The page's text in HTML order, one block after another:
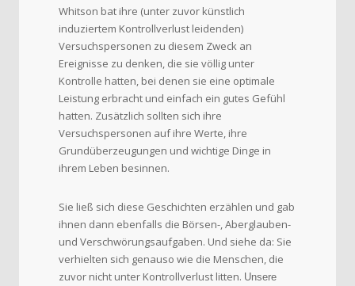
Whitson bat ihre (unter zuvor künstlich
induziertem Kontrollverlust leidenden)
Versuchspersonen zu diesem Zweck an
Ereignisse zu denken, die sie völlig unter
Kontrolle hatten, bei denen sie eine optimale
Leistung erbracht und einfach ein gutes Gefühl
hatten. Zusätzlich sollten sich ihre
Versuchspersonen auf ihre Werte, ihre
Grundüberzeugungen und wichtige Dinge in
ihrem Leben besinnen.
Sie ließ sich diese Geschichten erzählen und gab
ihnen dann ebenfalls die Börsen-, Aberglauben-
und Verschwörungsaufgaben. Und siehe da: Sie
verhielten sich genauso wie die Menschen, die
zuvor nicht unter Kontrollverlust litten. Unsere